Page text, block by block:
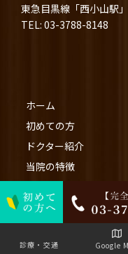
東急目黒線「西小山駅
TEL: 03-3788-8148
ホーム
初めての方
ドクター紹介
当院の特徴
料金・その他
医院情報
診療・交通
診療・交通 Google